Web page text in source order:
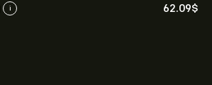
i 62.09‎$‎